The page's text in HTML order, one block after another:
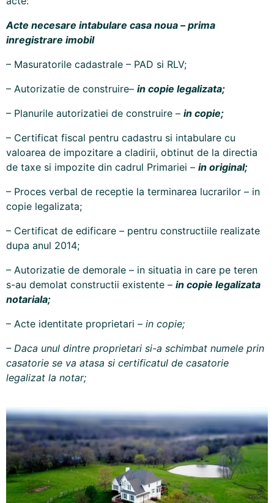
Acte necesare intabulare casa noua – prima
inregistrare imobil
– Masuratorile cadastrale – PAD si RLV;
– Autorizatie de construire– in copie legalizata;
– Planurile autorizatiei de construire – in copie;
– Certificat fiscal pentru cadastru si intabulare cu
valoarea de impozitare a cladirii, obtinut de la directia
de taxe si impozite din cadrul Primariei – in original;
– Proces verbal de receptie la terminarea lucrarilor – in
copie legalizata;
– Certificat de edificare – pentru constructiile realizate
dupa anul 2014;
– Autorizatie de demorale – in situatia in care pe teren
s-au demolat constructii existente – in copie legalizata
notariala;
– Acte identitate proprietari – in copie;
– Daca unul dintre proprietari si-a schimbat numele prin
casatorie se va atasa si certificatul de casatorie
legalizat la notar;